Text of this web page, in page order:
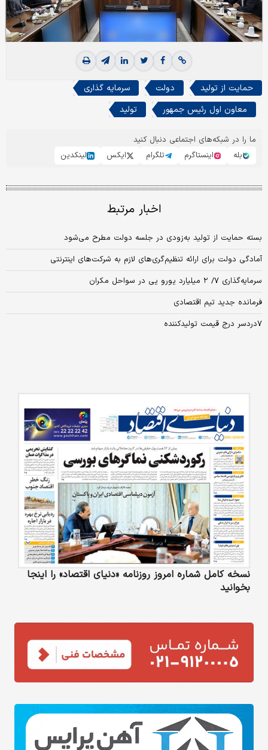
حمایت از تولید دولت
سرمایه گذاری
معاون اول رئیس جمهور
تولید
ما را در شبکه‌های اجتماعی دنبال کنید
بله
اینستاگرم تلگرام ایکس لینکدین
اخبار مرتبط
بسته حمایت از تولید به‌زودی در جلسه دولت مطرح می‌شود
آمادگی دولت برای ارائه تنظیم‌گری‌های لازم به شرکت‌های اینترنتی
سرمایه‌گذاری ۷/ ۲ میلیارد یورو یی در سواحل مکران
فرمانده جدید تیم اقتصادی
۷دردسر درج قیمت تولیدکننده
نسخه کامل شماره امروز روزنامه «دنیای‌ اقتصاد» را اینجا
بخوانید